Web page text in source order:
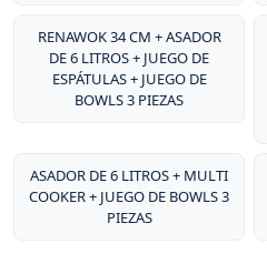
RENAWOK 34 CM + ASADOR
DE 6 LITROS + JUEGO DE
ESPÁTULAS + JUEGO DE
BOWLS 3 PIEZAS
ASADOR DE 6 LITROS + MULTI
COOKER + JUEGO DE BOWLS 3
PIEZAS